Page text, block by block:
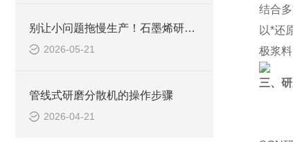
别让小问题拖慢生产！石墨烯研磨分散机常见问题，破解攻略来了
2026-05-21
管线式研磨分散机的操作步骤
2026-04-21
结合
以*还
极浆料
三、